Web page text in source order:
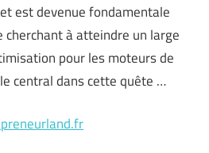
est devenue fondamentale
à atteindre un large
pour les moteurs de
central dans cette quête …